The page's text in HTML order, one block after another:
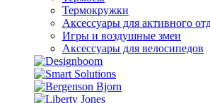
Термокружки
Аксессуары для активного
Игры и воздушные змеи
Аксессуары для велосипедов